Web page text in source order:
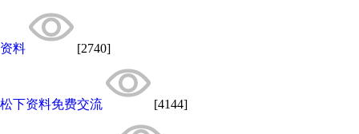
资料 [2740]
松下资料免费交流 [4144]